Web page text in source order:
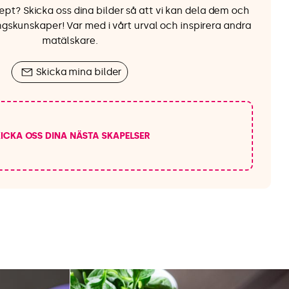
Skicka oss dina bilder så att vi kan dela dem och
Var med i vårt urval och inspirera andra
matälskare.
Skicka mina bilder
OSS DINA NÄSTA SKAPELSER